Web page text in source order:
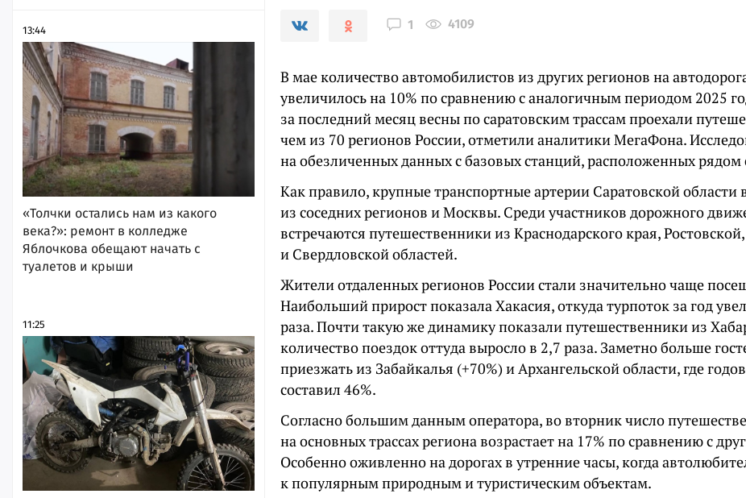
13:44
«Толчки остались нам из какого
века?»: ремонт в колледже
Яблочкова обещают начать с
туалетов и крыши
11:25
1 4109
В мае количество автомобилистов из других регионов на
увеличилось на 10% по сравнению с аналогичным периодом 2025
за последний месяц весны по саратовским трассам проехали
чем из 70 регионов России, отметили аналитики МегаФона.
на обезличенных данных с базовых станций, расположенных рядом
Как правило, крупные транспортные артерии Саратовской области
из соседних регионов и Москвы. Среди участников дорожного
встречаются путешественники из Краснодарского края,
и Свердловской областей.
Жители отдаленных регионов России стали значительно чаще
Наибольший прирост показала Хакасия, откуда турпоток за год
раза. Почти такую же динамику показали путешественники из
количество поездок оттуда выросло в 2,7 раза. Заметно больше
приезжать из Забайкалья (+70%) и Архангельской области, где
составил 46%.
Согласно большим данным оператора, во вторник число
на основных трассах региона возрастает на 17% по сравнению с
Особенно оживленно на дорогах в утренние часы, когда
к популярным природным и туристическим объектам.